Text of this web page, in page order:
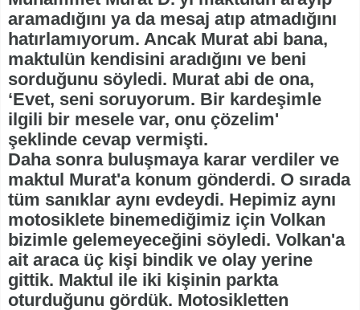
aramadığını ya da mesaj atıp atmadığını
hatırlamıyorum. Ancak Murat abi bana,
maktulün kendisini aradığını ve beni
sorduğunu söyledi. Murat abi de ona,
‘Evet, seni soruyorum. Bir kardeşimle
ilgili bir mesele var, onu çözelim'
şeklinde cevap vermişti.
Daha sonra buluşmaya karar verdiler ve
maktul Murat'a konum gönderdi. O sırada
tüm sanıklar aynı evdeydi. Hepimiz aynı
motosiklete binemediğimiz için Volkan
bizimle gelemeyeceğini söyledi. Volkan'a
ait araca üç kişi bindik ve olay yerine
gittik. Maktul ile iki kişinin parkta
oturduğunu gördük. Motosikletten